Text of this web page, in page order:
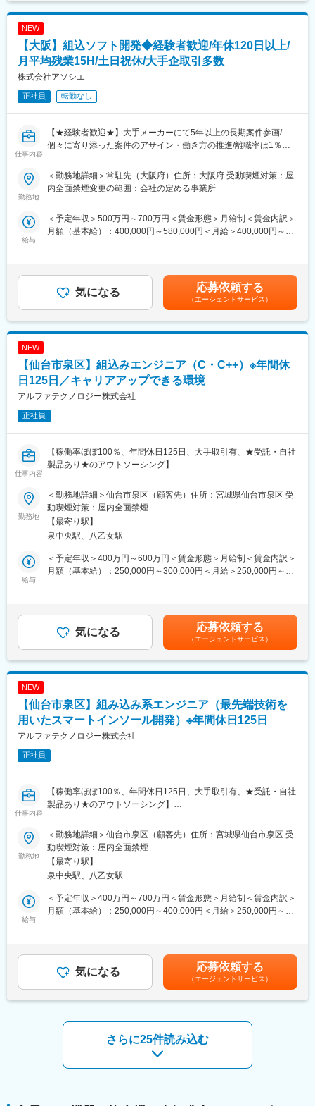
連携しながら行います。
※英語でのコミュニケーションが必要になります。翻訳ツールを使
ん。
・フルフレックス制も導入しており自由度高く働くことができま
す。
■教育制度について
・風通しがよく、チームで随時相談ができる環境です。
・英語学習のサポート制度も整っており、業務を通じてスキルを
■会社について：
設立以来オンキヨー株式会社から技術者が転籍し、音響製品の設
計・開発に強みを持っています。現在はアメリカ親会社と連携
し、PC・スマホ・ゲーミング機器向け音響製品を中心に、IT大手
■今後の戦略
従来のOEM中心の事業モデルから脱却し、自社主導のプロダクト
開発・販売へと舵を切っています。今後は新規開発をさらに加速
し、エンジニア主体で製品を生み出す環境づくりを進めていま
す。
・Python、C#など、他の言語の知識、使用
NEW
【大阪】組込ソフト開発◆経験者歓迎/年休120日以上/
月平均残業15H/土日祝休/大手企取引多数
株式会社アソシエ
正社員 転勤なし
仕事内容
【★経験者歓迎★】大手メーカーにて5年以上の長期案件参画/
個々に寄り添った案件のアサイン・働き方の推進/離職率は1％未
■業務概要：
・大手企業を中心とした取引先にチームで常駐し、組み込みソフ
■業務詳細：
・製品について：車載、家電、飛行機、FA機器、発電所などで活
・案件例：カーナビの仕様変更の案件
C＋＋等の言語を使用して、ソフトの組み換えをしていただく業
務
・案件状況：ハード1台に対して、複数仕様のソフトを組み込むニ
ーズが増加している背景からソフト組み換えの業務を受注するこ
■キャリアパス：
これまでの技術を活かしてご活躍いただくほか、社員への技術伝
承や組織作り等、中長期での会社作りへの貢献も期待していま
す。
※技術者派遣の会社ですが、エンジニア同士で集まり勉強会を開く
など、活発に交流もしています。
■特徴／魅力：
のうえ柔軟に運用しており、大手にはない小回りのきく運営が特
徴です。
◇きちんとした技術力こそがエンジニアの身を守ると考えている
ため、エンジニアのスキル向上を念頭にしたアサインをしていま
◇3か月に１回は同社担当者がお客様と話をし、派遣先のエンジニ
アの状況や働く環境をしっかりと確認しております。
■主要取引先：
◇パナソニック株式会社様、オムロン株式会社様、シャープ株式
会社様、川崎重工業株式会社様、三菱電機株式会社様、住友電気
工業株式会社様、ほか優良企業様60社以上とお取引があります！
変更の範囲：会社の定める業務
勤務地
＜勤務地詳細＞常駐先（大阪府）住所：大阪府 受動喫煙対策：屋
内全面禁煙変更の範囲：会社の定める事業所
給与
＜予定年収＞500万円～700万円＜賃金形態＞月給制＜賃金内訳＞
月額（基本給）：400,000円～580,000円＜月給＞400,000円～
定時間外労働手当を含み算出しています。賃金はあくまでも目安
の金額であり、選考を通じて上下する可能性があります。月給(月
額)は固定手当を含めた表記です。
気になる 応募依頼する
（エージェントサービス）
NEW
【仙台市泉区】組込みエンジニア（C・C++）※年間休
日125日／キャリアアップできる環境
アルファテクノロジー株式会社
正社員
仕事内容
【稼働率ほぼ100％、年間休日125日、大手取引有、★受託・自社
製品あり★のアウトソーシング】
■業務内容：
顧客先である大手業務系システム開発会社にて、IoT関連システム
等の組込み開発をご担当いただきます。
・IoT関連のシステム開発
・カメラ、TV、複合機などに搭載する電子機器の組込み開発
・要件定義～設計～テスト～導入支援まで経験に応じてお任せし
ます。
※使用言語：CまたはC++
■当社の特徴：
・当社は、創業時組み込み開発の案件に特化して創業しました。
組み込みの案件に関しては、一つのサイクルが長期のため、専門
ている顧客もおり、そういった顧客からは開発等の上流工程の案
件も多数受注しています。
・派遣、請負、受託の案件を幅広く受けています。割合は派遣7
割、受託、請負を合わせて3割です。案件内容としては、車載系案
■就業環境：
術者のスキルアップに役立つ開発案件を担当しています。成長で
きる環境づくりを続け、技術者一人ひとりのスキルアップをサポ
ートします。
・経験の浅い方が客先へ行く際は、少なくとも2名以上のチームで
就業します。当社の社員と客先に行くので、安心です。
・希望するキャリアプランが選択できます。技術を極める「エキ
スパートコース」または社員育成にも関わっていく「マネジメン
勤務地
＜勤務地詳細＞仙台市泉区（顧客先）住所：宮城県仙台市泉区 受
動喫煙対策：屋内全面禁煙
【最寄り駅】
泉中央駅、八乙女駅
給与
＜予定年収＞400万円～600万円＜賃金形態＞月給制＜賃金内訳＞
月額（基本給）：250,000円～300,000円＜月給＞250,000円～
あくまでも目安の金額であり、選考を通じて上下する可能性があ
ります。月給(月額)は固定手当を含めた表記です。
気になる 応募依頼する
（エージェントサービス）
NEW
【仙台市泉区】組み込み系エンジニア（最先端技術を
用いたスマートインソール開発）※年間休日125日
アルファテクノロジー株式会社
正社員
仕事内容
【稼働率ほぼ100％、年間休日125日、大手取引有、★受託・自社
製品あり★のアウトソーシング】
■業務内容：
顧客先である大手業務系システム開発会社にて、スマートインソ
ール開発をご担当いただきます。
チームで最先端技術を用いた開発に携わることができます。
■当社の特徴：
・当社は、創業時組み込み開発の案件に特化して創業しました。
組み込みの案件に関しては、一つのサイクルが長期のため、専門
することで、事業範囲を拡大し売り上げを増加させてきました。
長年の実績に伴うノウハウがあることから、創業以来取引が続い
ている顧客もおり、そういった顧客からは開発等の上流工程の案
割、受託、請負を合わせて3割です。案件内容としては、車載系案
件、エネルギー関連案件、医療機器案件が主となっています。顧
客の中には、創業以来取引をしている大手企業もあり、上流から
携わることができる案件もあります。
勤務地
＜勤務地詳細＞仙台市泉区（顧客先）住所：宮城県仙台市泉区 受
動喫煙対策：屋内全面禁煙
【最寄り駅】
泉中央駅、八乙女駅
給与
＜予定年収＞400万円～700万円＜賃金形態＞月給制＜賃金内訳＞
月額（基本給）：250,000円～400,000円＜月給＞250,000円～
あくまでも目安の金額であり、選考を通じて上下する可能性があ
ります。月給(月額)は固定手当を含めた表記です。
気になる 応募依頼する
（エージェントサービス）
さらに25件読み込む